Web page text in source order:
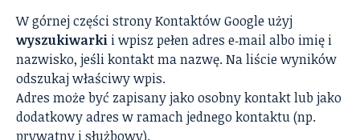
W górnej części strony Kontaktów Google użyj
wyszukiwarki i wpisz pełen adres e‑mail albo imię i
nazwisko, jeśli kontakt ma nazwę. Na liście wyników
odszukaj właściwy wpis.
Adres może być zapisany jako osobny kontakt lub jako
dodatkowy adres w ramach jednego kontaktu (np.
prywatny i służbowy).